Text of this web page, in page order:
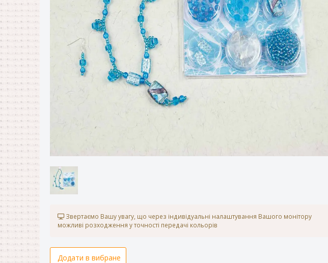
Звертаємо Вашу увагу, що через індивідуальні налаштування Вашого монітору
можливі розходження у точності передачі кольорів
Додати в вибране